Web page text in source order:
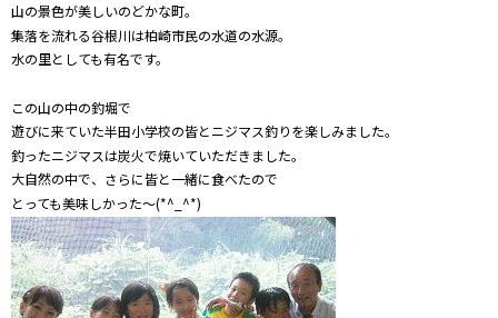
山の景色が美しいのどかな町。
集落を流れる谷根川は柏崎市民の水道の水源。
水の里としても有名です。
この山の中の釣堀で
遊びに来ていた半田小学校の皆とニジマス釣りを楽しみました。
釣ったニジマスは炭火で焼いていただきました。
大自然の中で、さらに皆と一緒に食べたので
とっても美味しかった～(*^_^*)